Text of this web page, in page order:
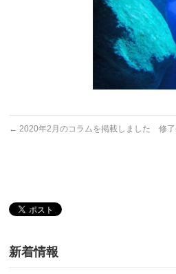
← 2020年2月のコラムを掲載しました
修
新着情報